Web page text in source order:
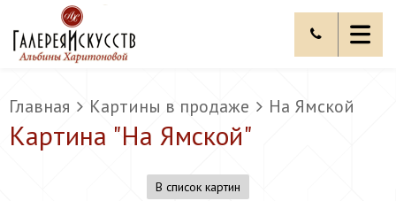
Главная Картины в продаже На Ямской
Картина "На Ямской"
В список картин